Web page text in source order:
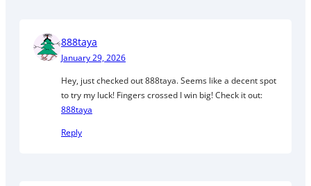
888taya
January 29, 2026
Hey, just checked out 888taya. Seems like a decent spot
to try my luck! Fingers crossed I win big! Check it out:
888taya
Reply